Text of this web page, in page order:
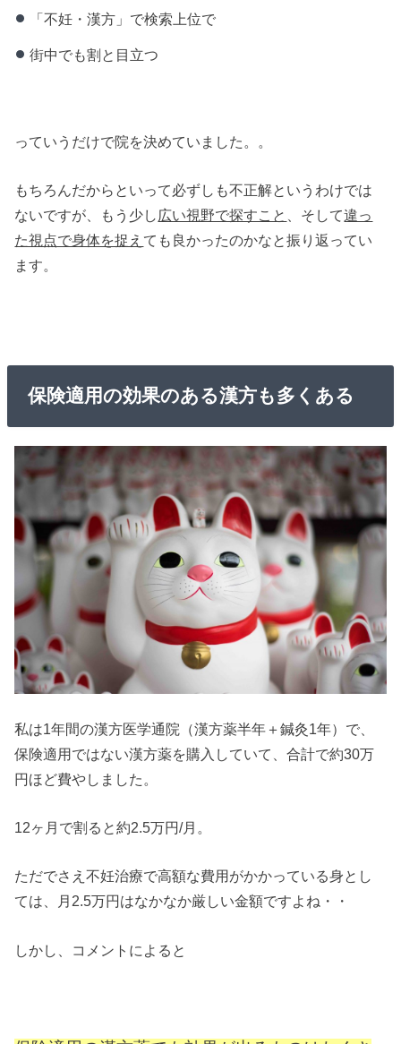
「不妊・漢方」で検索上位で
街中でも割と目立つ
っていうだけで院を決めていました。。
もちろんだからといって必ずしも不正解というわけでは
ないですが、もう少し 広い視野で探すこと 、そして違っ
た視点で身体を捉え ても良かったのかなと振り返ってい
ます。
保険適用の効果のある漢方も多くある
私は1年間の漢方医学通院（漢方薬半年＋鍼灸1年）で、
保険適用ではない漢方薬を購入していて、合計で約30万
円ほど費やしました。
12ヶ月で割ると約2.5万円/月。
ただでさえ不妊治療で高額な費用がかかっている身とし
ては、月2.5万円はなかなか厳しい金額ですよね・・
しかし、コメントによると